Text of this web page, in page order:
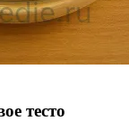
тесто